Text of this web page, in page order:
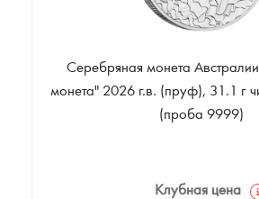
Серебряная монета
монета" 2026 г.в. (пруф), 31.1 г
(проба 9999)
Клубная цена